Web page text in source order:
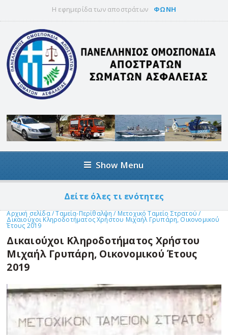
Η εφημερίδα των αποστράτων ΦΩΝΗ
Show Menu
Δείτε όλες τι ενότητες
Αρχική σελίδα/Ταμεία-Περίθαλψη /Μετοχικό Ταμείο Στρατού/
Δικαιούχοι Κληροδοτήματος Χρήστου Μιχαήλ Γρυπάρη, Οικονομικού
Έτους 2019
Δικαιούχοι Κληροδοτήματος Χρήστου
Μιχαήλ Γρυπάρη, Οικονομικού Έτους
2019